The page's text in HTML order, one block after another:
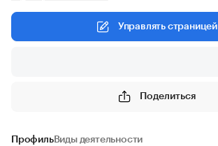
Управлять страницей
Поделиться
ПрофильВиды деятельности